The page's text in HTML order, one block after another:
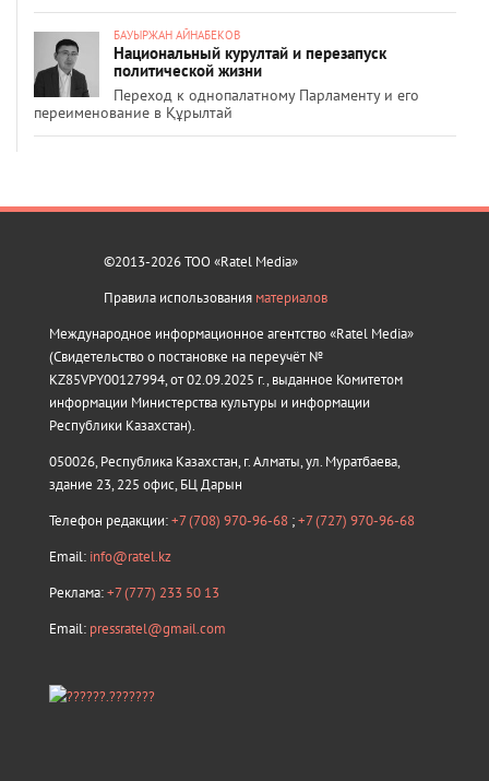
БАУЫРЖАН АЙНАБЕКОВ
Национальный курултай и перезапуск
политической жизни
Переход к однопалатному Парламенту и его
переименование в Құрылтай
©2013-2026 ТОО «Ratel Media»
Правила использования материалов
Международное информационное агентство «Ratel Media»
(Свидетельство о постановке на переучёт №
KZ85VPY00127994, от 02.09.2025 г., выданное Комитетом
информации Министерства культуры и информации
Республики Казахстан).
050026, Республика Казахстан, г. Алматы, ул. Муратбаева,
здание 23, 225 офис, БЦ Дарын
Телефон редакции:+7 (708) 970-96-68 ;+7 (727) 970-96-68
Email: info@ratel.kz
Реклама:+7 (777) 233 50 13
Email: pressratel@gmail.com